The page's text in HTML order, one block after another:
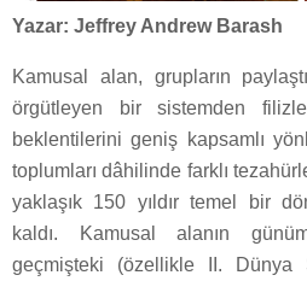
Yazar: Jeffrey Andrew Barash
Kamusal alan, grupların
örgütleyen bir sistemden
beklentilerini geniş kapsamlı
toplumları dâhilinde farklı
yaklaşık 150 yıldır temel bir
kaldı. Kamusal alanın
geçmişteki (özellikle II. Dünya